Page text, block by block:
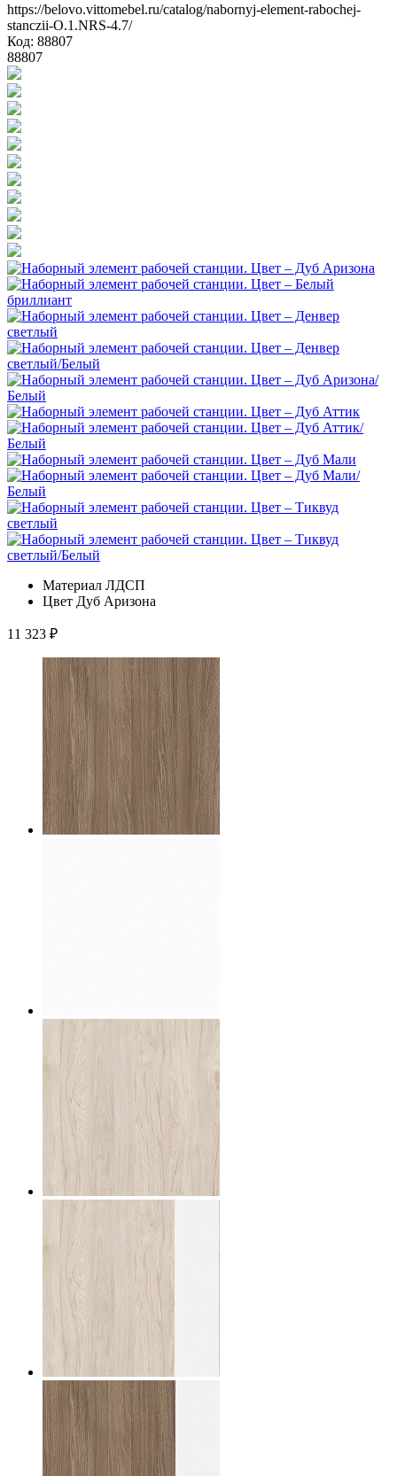
https://belovo.vittomebel.ru/catalog/nabornyj-element-rabochej-
stanczii-O.1.NRS-4.7/
Код: 88807
88807
Материал ЛДСП
Цвет Дуб Аризона
11 323 ₽